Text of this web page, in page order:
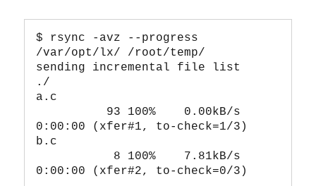
$ rsync -avz --progress
/var/opt/lx/ /root/temp/
sending incremental file list
./
a.c
0:00:00 (xfer#1, to-check=1/3)
b.c
0:00:00 (xfer#2, to-check=0/3)